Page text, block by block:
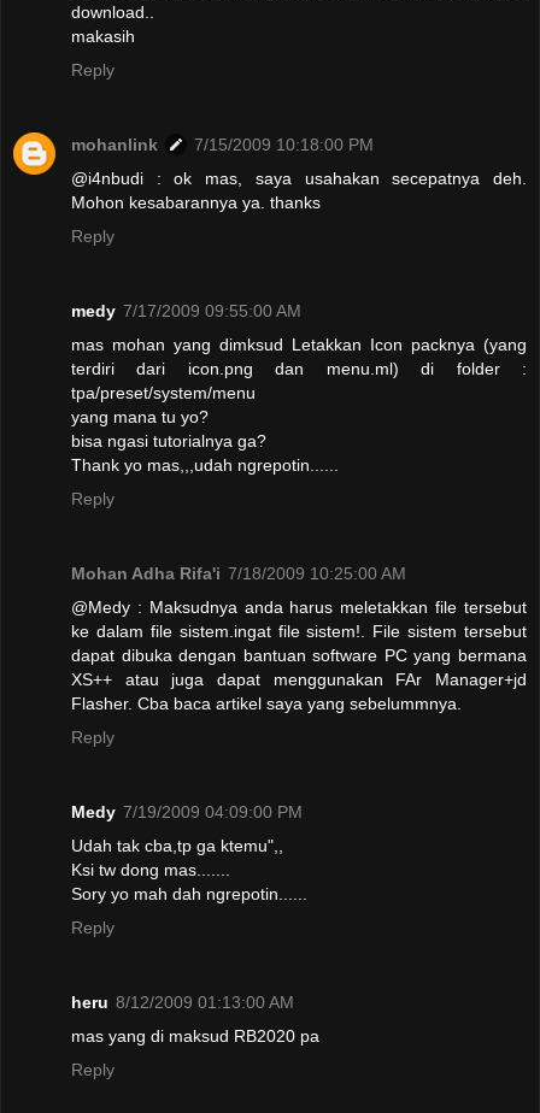
download..
makasih
Reply
mohanlink
7/15/2009 10:18:00 PM
@i4nbudi : ok mas, saya usahakan secepatnya deh.
Mohon kesabarannya ya. thanks
Reply
medy 7/17/2009 09:55:00 AM
mas mohan yang dimksud Letakkan Icon packnya (yang
terdiri dari icon.png dan menu.ml) di folder :
tpa/preset/system/menu
yang mana tu yo?
bisa ngasi tutorialnya ga?
Thank yo mas,,,udah ngrepotin......
Reply
Mohan Adha Rifa'i 7/18/2009 10:25:00 AM
@Medy : Maksudnya anda harus meletakkan file tersebut
ke dalam file sistem.ingat file sistem!. File sistem tersebut
dapat dibuka dengan bantuan software PC yang bermana
XS++ atau juga dapat menggunakan FAr Manager+jd
Flasher. Cba baca artikel saya yang sebelummnya.
Reply
Medy 7/19/2009 04:09:00 PM
Udah tak cba,tp ga ktemu",,
Ksi tw dong mas.......
Sory yo mah dah ngrepotin......
Reply
heru 8/12/2009 01:13:00 AM
mas yang di maksud RB2020 pa
Reply